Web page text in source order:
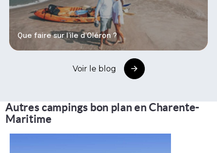
Que faire sur l’île d’Oléron ?
Voir le blog
Autres campings bon plan en Charente-
Maritime